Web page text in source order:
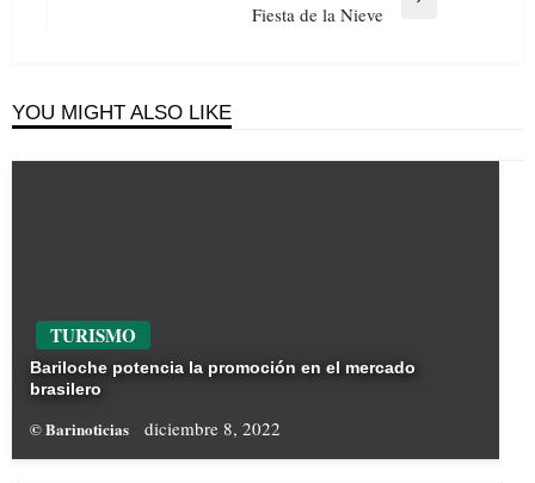
Fiesta de la Nieve
YOU MIGHT ALSO LIKE
TURISMO
Bariloche potencia la promoción en el mercado
brasilero
© Barinoticias diciembre 8, 2022